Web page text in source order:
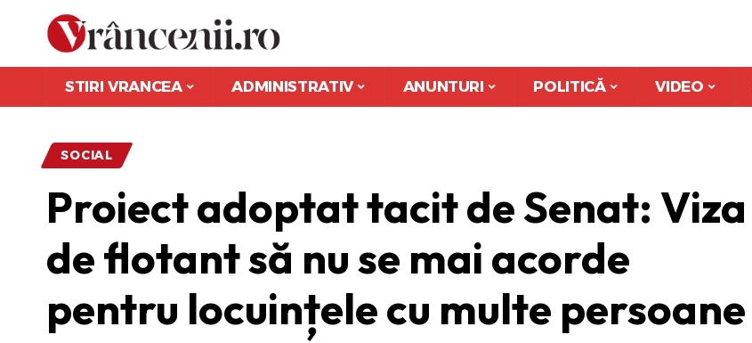
STIRI VRANCEA ADMINISTRATIV ANUNTURI POLITICĂ VIDEO
SOCIAL
Proiect adoptat tacit de Senat: Viza
de flotant să nu se mai acorde
pentru locuințele cu multe persoane